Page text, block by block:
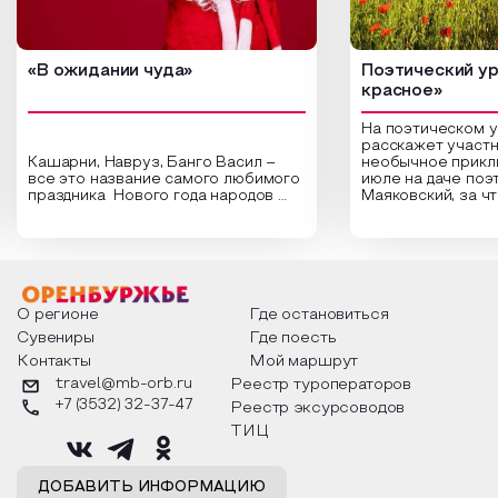
«В ожидании чуда»
Кашарни, Навруз, Банго Васил –
все это название самого любимого
праздника Нового года народов
о том, как встречают новый год в
разных уголках страны, какие
обряды совершают на удачу и
благополучие, в чем схожи и
различаются традиции. Кто такой
Дед Мороз и откуда он пришел, как
его называют в разных уголках
страны и как появились елочные
Поэтический
красное»
На поэтическом
расскажет
необычное
июле на даче
Маяковский, за
Твардовского и
каждой строчке
восхищение
яркому времени
О регионе
Где остановиться
Сувениры
Где поесть
Контакты
Мой маршрут
ДОБАВИТЬ ИНФОРМАЦИЮ
travel@mb-orb.ru
+7 (3532) 32-37-47
Реестр туроператоров
Реестр эксурсоводов
ТИЦ